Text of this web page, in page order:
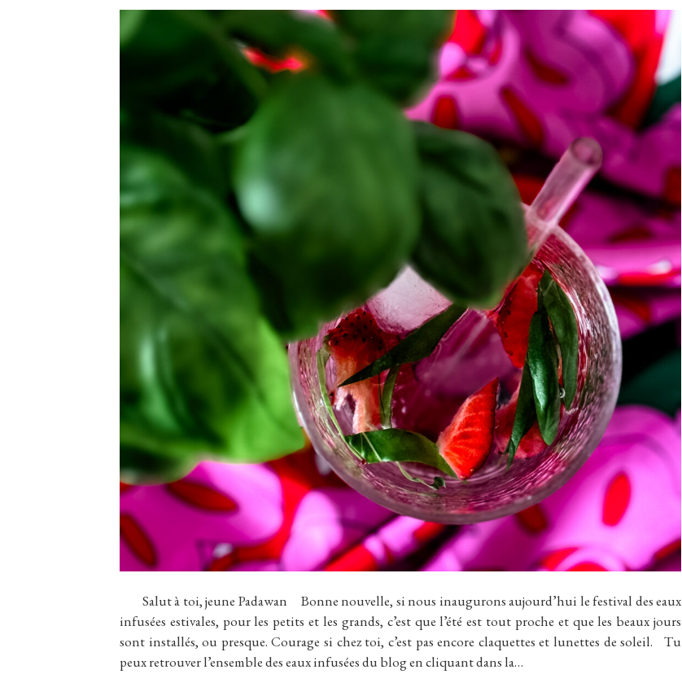
Salut à toi, jeune Padawan Bonne nouvelle, si nous inaugurons aujourd’hui le festival des eaux
infusées estivales, pour les petits et les grands, c’est que l’été est tout proche et que les beaux jours
sont installés, ou presque. Courage si chez toi, c’est pas encore claquettes et lunettes de soleil. Tu
peux retrouver l’ensemble des eaux infusées du blog en cliquant dans la…